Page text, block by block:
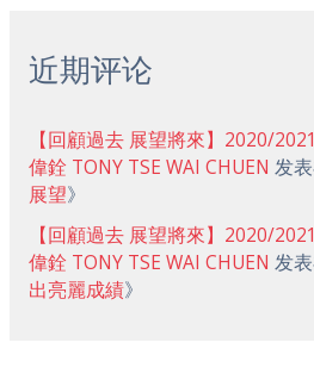
近期评论
【回顧過去 展望將來】2020/
偉銓 TONY TSE WAI CHUEN 发
展望》
【回顧過去 展望將來】2020/
偉銓 TONY TSE WAI CHUEN 发
出亮麗成績》